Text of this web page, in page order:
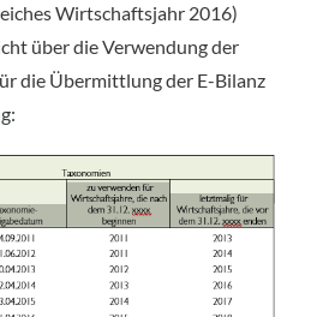
Wirtschaftsjahr 2016)
über die Verwendung der
die Übermittlung der E-Bilanz